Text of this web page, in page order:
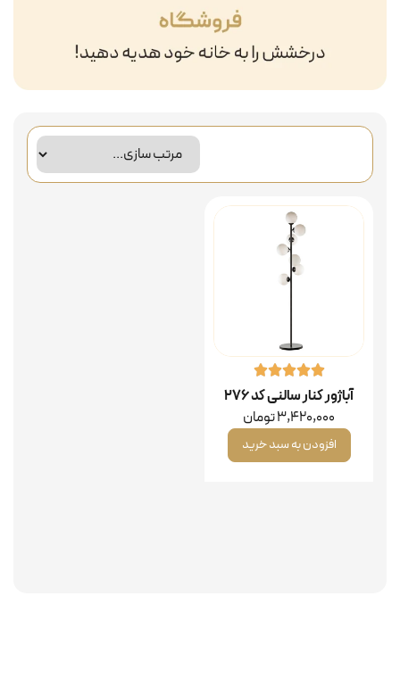
آباژور کنار سالنی کد ۲۷۶
3,420,000تومان
افزودن به سبد خرید